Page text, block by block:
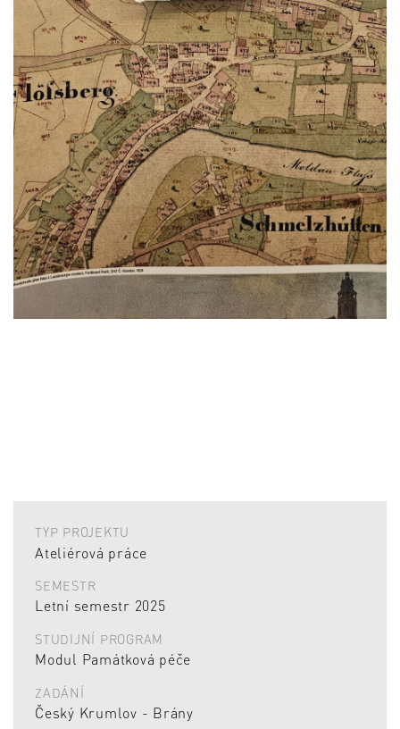
TYP PROJEKTU
Ateliérová práce
SEMESTR
Letní semestr 2025
STUDIJNÍ PROGRAM
Modul Památková péče
ZADÁNÍ
Český Krumlov - Brány